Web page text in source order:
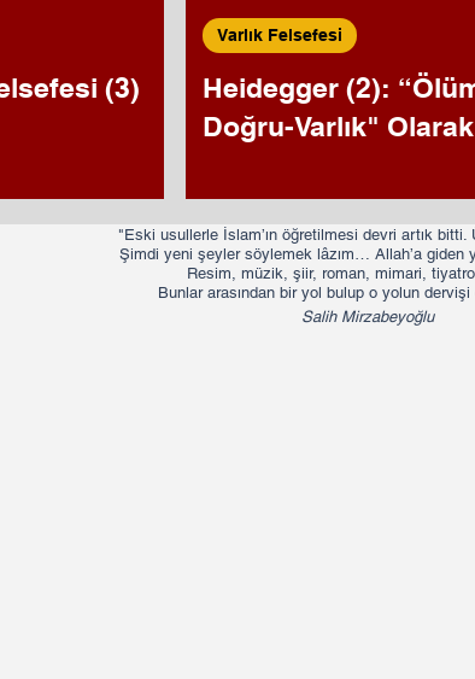
(3)
Heidegger (2):
Doğru-Varlık"
Varlık Felsefesi
"Eski usullerle İslam’ın öğretilmesi devri artık bitti.
Şimdi yeni şeyler söylemek lâzım… Allah’a giden
Resim, müzik, şiir, roman, mimari,
Bunlar arasından bir yol bulup o yolun dervişi
Salih Mirzabeyoğlu